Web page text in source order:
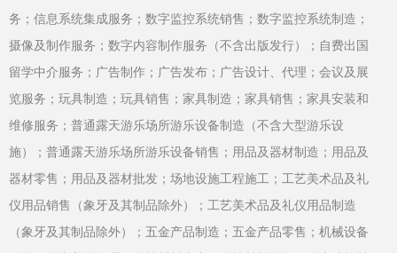
务；信息系统集成服务；数字监控系统销售；数字监控系统制造；
摄像及制作服务；数字内容制作服务（不含出版发行）；自费出国
留学中介服务；广告制作；广告发布；广告设计、代理；会议及展
览服务；玩具制造；玩具销售；家具制造；家具销售；家具安装和
维修服务；普通露天游乐场所游乐设备制造（不含大型游乐设
施）；普通露天游乐场所游乐设备销售；用品及器材制造；用品及
器材零售；用品及器材批发；场地设施工程施工；工艺美术品及礼
仪用品销售（象牙及其制品除外）；工艺美术品及礼仪用品制造
（象牙及其制品除外）；五金产品制造；五金产品零售；机械设备